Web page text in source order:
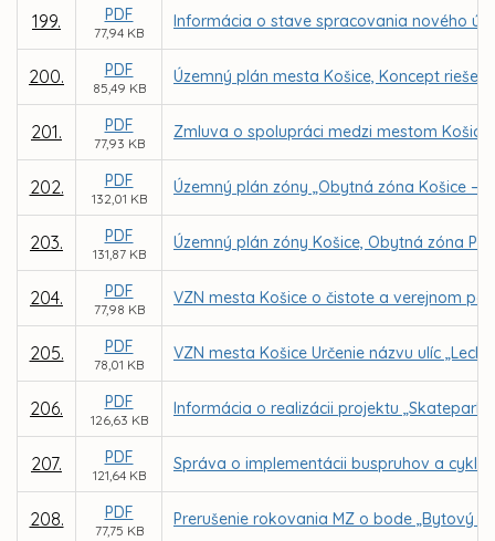
199. PDF
77,94 KB
Informácia o stave spracovania nového
200. PDF
85,49 KB
Územný plán mesta Košice, Koncept
201. PDF
77,93 KB
Zmluva o spolupráci medzi mestom Košice,
202. PDF
132,01 KB
Územný plán zóny „Obytná zóna Košice –
203. PDF
131,87 KB
Územný plán zóny Košice, Obytná zóna
204. PDF
77,98 KB
VZN mesta Košice o čistote a verejnom
205. PDF
78,01 KB
VZN mesta Košice Určenie názvu ulíc
206. PDF
126,63 KB
Informácia o realizácii projektu „Skatepark
207. PDF
121,64 KB
Správa o implementácii buspruhov a
208. PDF
77,75 KB
Prerušenie rokovania MZ o bode „Bytový